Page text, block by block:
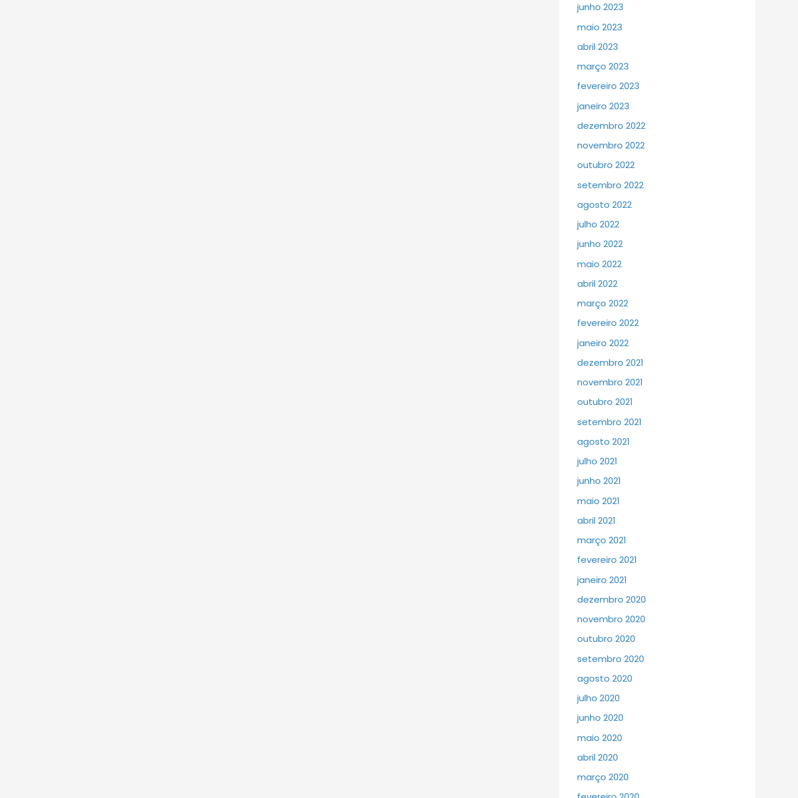
junho 2023
maio 2023
abril 2023
março 2023
fevereiro 2023
janeiro 2023
dezembro 2022
novembro 2022
outubro 2022
setembro 2022
agosto 2022
julho 2022
junho 2022
maio 2022
abril 2022
março 2022
fevereiro 2022
janeiro 2022
dezembro 2021
novembro 2021
outubro 2021
setembro 2021
agosto 2021
julho 2021
junho 2021
maio 2021
abril 2021
março 2021
fevereiro 2021
janeiro 2021
dezembro 2020
novembro 2020
outubro 2020
setembro 2020
agosto 2020
julho 2020
junho 2020
maio 2020
abril 2020
março 2020